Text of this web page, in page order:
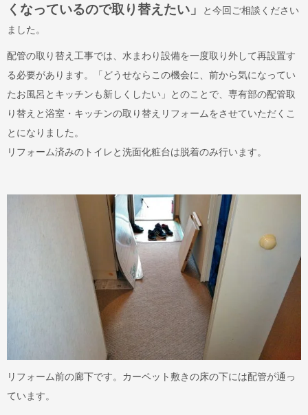
くなっているので取り替えたい」
と今回ご相談ください
ました。
配管の取り替え工事では、水まわり設備を一度取り外して再設置す
る必要があります。「どうせならこの機会に、前から気になってい
たお風呂とキッチンも新しくしたい」とのことで、専有部の配管取
り替えと浴室・キッチンの取り替えリフォームをさせていただくこ
とになりました。
リフォーム済みのトイレと洗面化粧台は脱着のみ行います。
リフォーム前の廊下です。カーペット敷きの床の下には配管が通っ
ています。